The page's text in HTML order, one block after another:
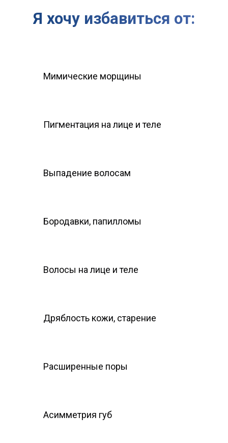
Я хочу избавиться от:
Мимические морщины
Пигментация на лице и теле
Выпадение волосам
Бородавки, папилломы
Волосы на лице и теле
Дряблость кожи, старение
Расширенные поры
Асимметрия губ